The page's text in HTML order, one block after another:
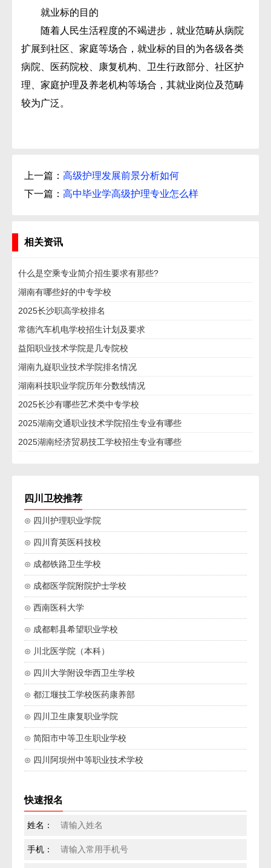
就业标的目的
随着人民生活程度的不竭进步，就业范畴从病院
扩展到社区、家庭等场合，就业标的目的为各级各类
病院、医药院校、康复机构、卫生行政部分、社区护
理、家庭护理及养老机构等场合，其就业岗位及范畴
较为广泛。
上一篇： 高级护理发展前景分析如何
下一篇： 高中毕业学高级护理专业怎么样
相关资讯
什么是空乘专业简介招生要求有那些?
湖南有哪些好的中专学校
2025长沙职高学校排名
常德汽车机电学校招生计划及要求
益阳职业技术学院是几专院校
湖南九嶷职业技术学院排名情况
湖南科技职业学院历年分数线情况
2025长沙有哪些艺术类中专学校
2025湖南交通职业技术学院招生专业有哪些
2025湖南经济贸易技工学校招生专业有哪些
四川卫校推荐
⊙ 四川护理职业学院
⊙ 四川育英医科技校
⊙ 成都铁路卫生学校
⊙ 成都医学院附院护士学校
⊙ 西南医科大学
⊙ 成都郫县希望职业学校
⊙ 川北医学院（本科）
⊙ 四川大学附设华西卫生学校
⊙ 都江堰技工学校医药康养部
⊙ 四川卫生康复职业学院
⊙ 简阳市中等卫生职业学校
⊙ 四川阿坝州中等职业技术学校
快速报名
姓名：
手机：